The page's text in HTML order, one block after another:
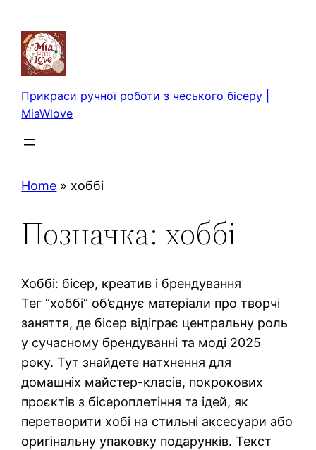
вмісту
Прикраси ручної роботи з чеського бісеру |
MiaWlove
Home » хоббі
Позначка:хоббі
Хоббі: бісер, креатив і брендування
Тег “хоббі” об’єднує матеріали про творчі
заняття, де бісер відіграє центральну роль
у сучасному брендуванні та моді 2025
року. Тут знайдете натхнення для
домашніх майстер-класів, покрокових
проєктів з бісероплетіння та ідей, як
перетворити хобі на стильні аксесуари або
оригінальну упаковку подарунків. Текст